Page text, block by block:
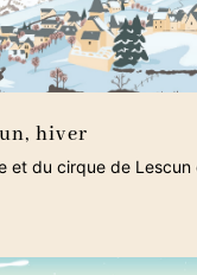
hiver
et du cirque de Lescun